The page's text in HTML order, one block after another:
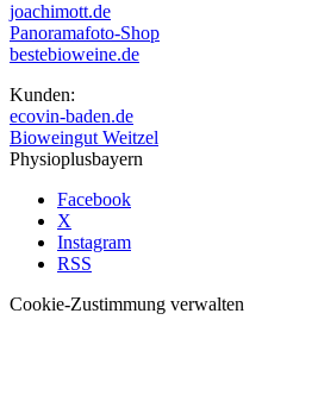
joachimott.de
Panoramafoto-Shop
bestebioweine.de
Kunden:
ecovin-baden.de
Bioweingut Weitzel
Physioplusbayern
Facebook
X
Instagram
RSS
Cookie-Zustimmung verwalten